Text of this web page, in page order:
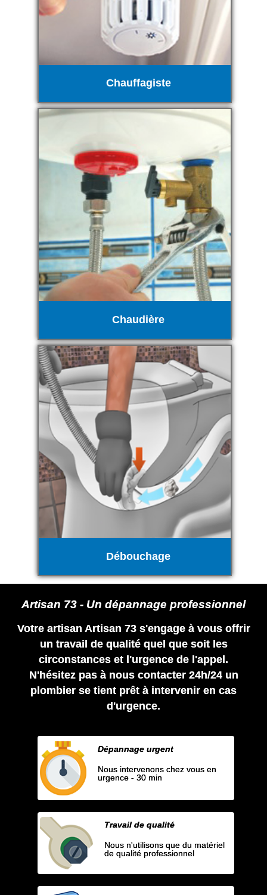
Chauffagiste
Chaudière
Débouchage
Artisan 73 - Un dépannage professionnel
Votre artisan Artisan 73 s'engage à vous offrir
un travail de qualité quel que soit les
circonstances et l'urgence de l'appel.
N'hésitez pas à nous contacter 24h/24 un
plombier se tient prêt à intervenir en cas
d'urgence.
Dépannage urgent
Nous intervenons chez vous en
urgence - 30 min
Travail de qualité
Nous n'utilisons que du matériel
de qualité professionnel